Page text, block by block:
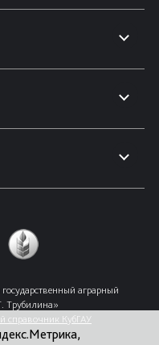
аграрный
Трубилина»
справочник КубГАУ